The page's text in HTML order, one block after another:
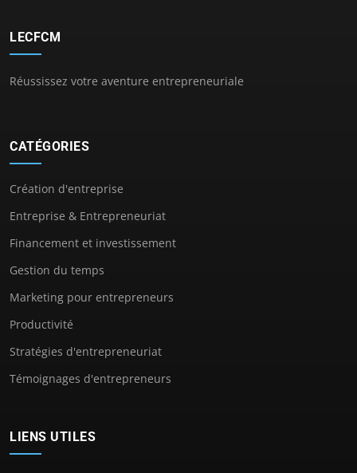
LECFCM
Réussissez votre aventure entrepreneuriale
CATÉGORIES
Création d'entreprise
Entreprise & Entrepreneuriat
Financement et investissement
Gestion du temps
Marketing pour entrepreneurs
Productivité
Stratégies d'entrepreneuriat
Témoignages d'entrepreneurs
LIENS UTILES